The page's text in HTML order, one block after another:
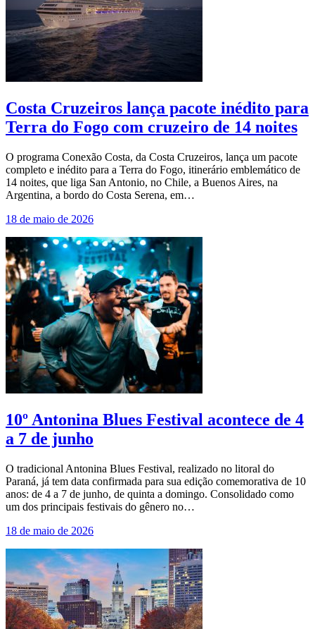
Costa Cruzeiros lança pacote inédito para
Terra do Fogo com cruzeiro de 14 noites
O programa Conexão Costa, da Costa Cruzeiros, lança um pacote
completo e inédito para a Terra do Fogo, itinerário emblemático de
14 noites, que liga San Antonio, no Chile, a Buenos Aires, na
Argentina, a bordo do Costa Serena, em…
18 de maio de 2026
10º Antonina Blues Festival acontece de 4
a 7 de junho
O tradicional Antonina Blues Festival, realizado no litoral do
Paraná, já tem data confirmada para sua edição comemorativa de 10
anos: de 4 a 7 de junho, de quinta a domingo. Consolidado como
um dos principais festivais do gênero no…
18 de maio de 2026